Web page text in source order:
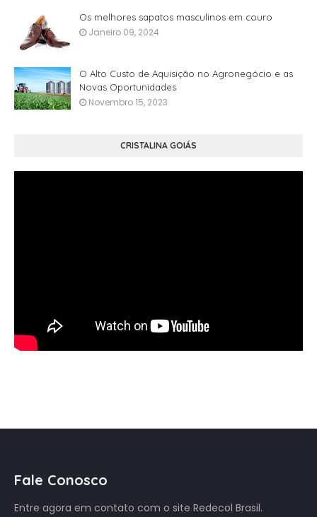
Os melhores sapatos masculinos em couro
Janeiro 09, 2024
O Alto Custo de Aquisição no Agronegócio e as
Novas Oportunidades
Novembro 15, 2023
CRISTALINA GOIÁS
Fale Conosco
Entre agora em contato com o site Redecol Brasil.